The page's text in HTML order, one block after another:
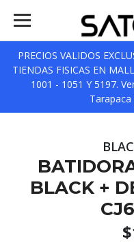
PRECIOS VALIDOS
TIENDAS FISICAS EN
1001 - 1051 Y 5197.
BLACK +